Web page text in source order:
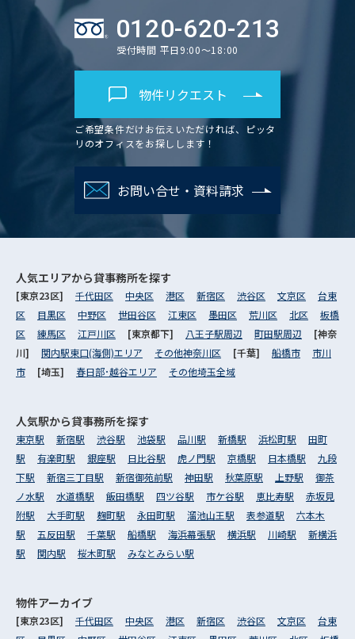
0120-620-213
受付時間 平日9:00～18:00
物件リクエスト
ご希望条件だけお伝えいただければ、ピッタ
リのオフィスをお探しします！
お問い合せ・資料請求
人気エリアから貸事務所を探す
[東京23区] 千代田区 中央区 港区 新宿区 渋谷区 文京区
台東
区
目黒区 中野区 世田谷区 江東区 墨田区 荒川区 北区
板橋
区
練馬区 江戸川区 [東京都下] 八王子駅周辺 町田駅周辺
[神奈
川] 関内駅東口(海側)エリア その他神奈川区 [千葉] 船橋市
市川
市
[埼玉] 春日部･越谷エリア その他埼玉全域
人気駅から貸事務所を探す
東京駅 新宿駅 渋谷駅 池袋駅 品川駅 新橋駅 浜松町駅
田町
駅
有楽町駅 銀座駅 日比谷駅 虎ノ門駅 京橋駅 日本橋駅
九段
下駅
新宿三丁目駅 新宿御苑前駅 神田駅 秋葉原駅 上野駅
御茶
ノ水駅
水道橋駅 飯田橋駅 四ツ谷駅 市ケ谷駅 恵比寿駅
赤坂見
附駅
大手町駅 麹町駅 永田町駅 溜池山王駅 表参道駅
六本木
駅
五反田駅 千葉駅 船橋駅 海浜幕張駅 横浜駅 川崎駅
新横浜
駅
関内駅 桜木町駅 みなとみらい駅
物件アーカイブ
[東京23区] 千代田区 中央区 港区 新宿区 渋谷区 文京区
台東